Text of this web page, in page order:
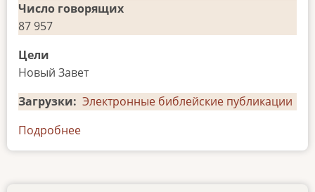
Число говорящих
87 957
Цели
Новый Завет
Загрузки
Электронные библейские публикации
Подробнее
лакский